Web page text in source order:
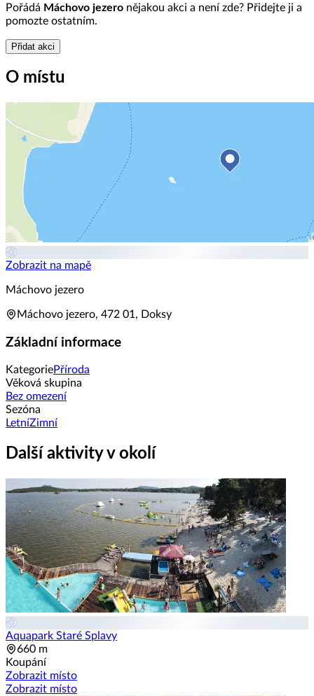
Pořádá Máchovo jezero nějakou akci a není zde? Přidejte ji a
pomozte ostatním.
Přidat akci
O místu
Zobrazit na mapě
Máchovo jezero
Máchovo jezero, 472 01, Doksy
Základní informace
KategoriePříroda
Věková skupina
Bez omezení
Sezóna
LetníZimní
Další aktivity v okolí
Aquapark Staré Splavy
660 m
Koupání
Zobrazit místo
Zobrazit místo